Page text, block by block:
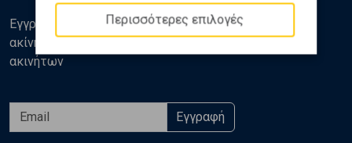
Περισσότερες επιλογές
Εγγραφείτε στο newsletter της Golden Home για νέα
ακίνητα, αναλύσεις και διάφορα θέματα της αγοράς
ακινήτων
Εγγραφή